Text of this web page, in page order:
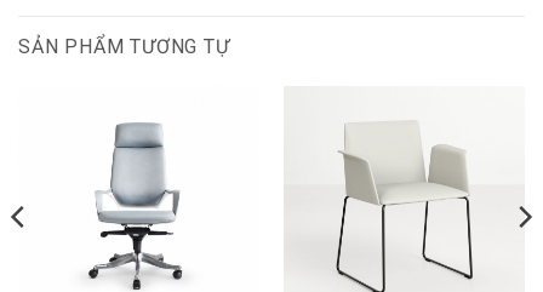
SẢN PHẨM TƯƠNG TỰ